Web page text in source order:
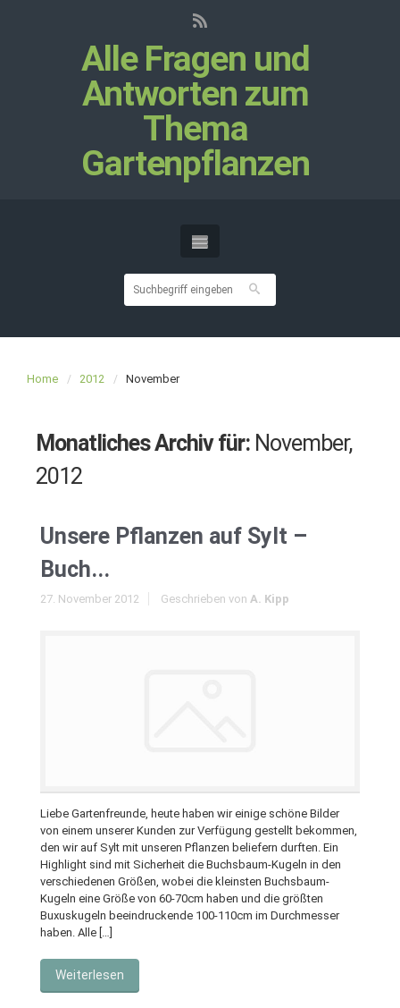
Alle Fragen und
Antworten zum
Thema
Gartenpflanzen
Home 2012 November
Monatliches Archiv für: November,
2012
Unsere Pflanzen auf Sylt –
Buch...
27. November 2012 Geschrieben von A. Kipp
Liebe Gartenfreunde, heute haben wir einige schöne Bilder
von einem unserer Kunden zur Verfügung gestellt bekommen,
den wir auf Sylt mit unseren Pflanzen beliefern durften. Ein
Highlight sind mit Sicherheit die Buchsbaum-Kugeln in den
verschiedenen Größen, wobei die kleinsten Buchsbaum-
Kugeln eine Größe von 60-70cm haben und die größten
Buxuskugeln beeindruckende 100-110cm im Durchmesser
haben. Alle […]
Weiterlesen